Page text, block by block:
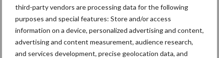
third-party vendors are processing data for the following
purposes and special features: Store and/or access
information on a device, personalized advertising and content,
advertising and content measurement, audience research,
and services development, precise geolocation data, and
Toon meer